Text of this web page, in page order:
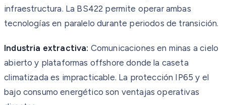
infraestructura. La BS422 permite operar ambas
tecnologías en paralelo durante periodos de transición.
Industria extractiva: Comunicaciones en minas a cielo
abierto y plataformas offshore donde la caseta
climatizada es impracticable. La protección IP65 y el
bajo consumo energético son ventajas operativas